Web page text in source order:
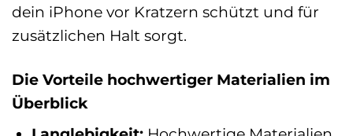
dein iPhone vor Kratzern schützt und für
zusätzlichen Halt sorgt.
Die Vorteile hochwertiger Materialien im
Überblick